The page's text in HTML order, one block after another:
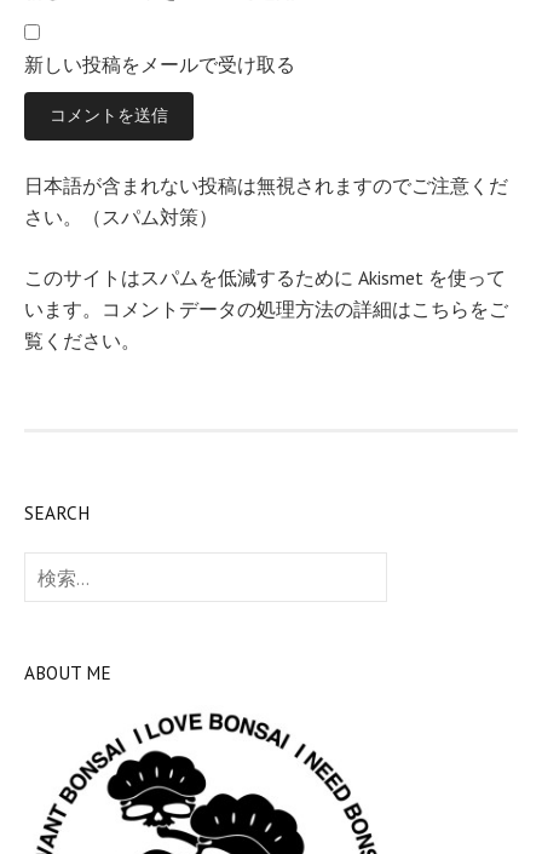
新しい投稿をメールで受け取る
日本語が含まれない投稿は無視されますのでご注意くだ
さい。（スパム対策）
このサイトはスパムを低減するために Akismet を使って
います。 コメントデータの処理方法の詳細はこちらをご
覧ください。
SEARCH
検
索:
ABOUT ME